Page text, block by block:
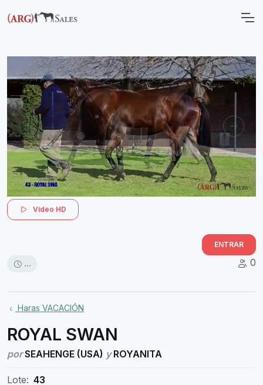
Video HD
ENTRAR
... 0
Haras VACACIÓN
ROYAL SWAN
porSEAHENGE (USA) yROYANITA
Lote: 43